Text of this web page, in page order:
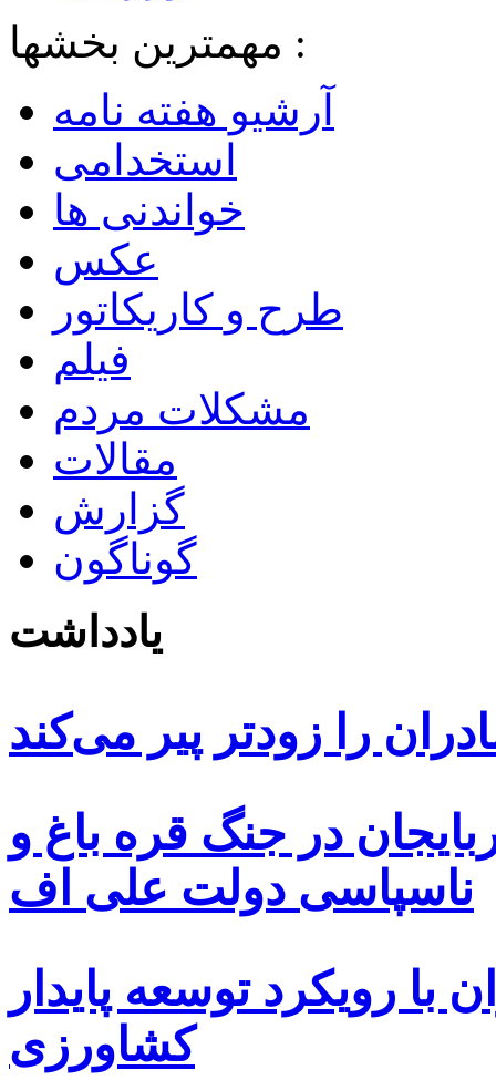
مهمترین بخشها :
آرشیو هفته نامه
استخدامی
خواندنی ها
عکس
طرح و کاریکاتور
فیلم
مشکلات مردم
مقالات
گزارش
گوناگون
یادداشت
را زودتر پیر می‌کند
در جنگ قره باغ و
ناسپاسی دولت علی اف
با رویکرد توسعه پایدار
کشاورزی